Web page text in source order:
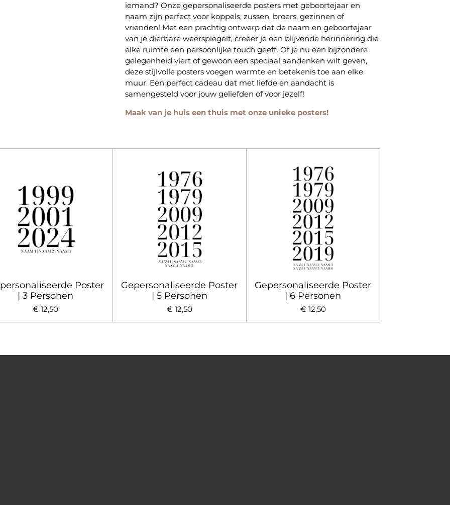
iemand? Onze gepersonaliseerde posters met geboortejaar en
naam zijn perfect voor koppels, zussen, broers, gezinnen of
vrienden! Met een prachtig ontwerp dat de naam en geboortejaar
van je dierbare weerspiegelt, creëer je een blijvende herinnering die
elke ruimte een persoonlijke touch geeft. Of je nu een bijzondere
gelegenheid viert of gewoon een speciaal aandenken wilt geven,
deze stijlvolle posters voegen warmte en betekenis toe aan elke
muur. Een perfect cadeau dat met liefde en aandacht is
samengesteld voor jouw geliefden of voor jezelf!
Maak van je huis een thuis met onze unieke posters!
Poster
| 3 Personen
€ 12,50
Gepersonaliseerde Poster
| 5 Personen
€ 12,50
Gepersonaliseerde Poster
| 6 Personen
€ 12,50